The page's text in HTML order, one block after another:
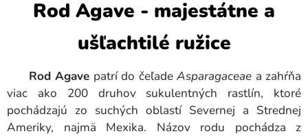
Rod Agave - majestátne a
ušľachtilé ružice
Rod Agave patrí do čeľadeAsparagaceae a zahŕňa
viac ako 200 druhov sukulentných rastlín, ktoré
pochádzajú zo suchých oblastí Severnej a Strednej
Ameriky, najmä Mexika. Názov rodu pochádza z